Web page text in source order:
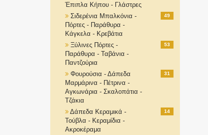
Έπιπλα Κήπου - Γλάστρες
Σιδερένια Μπαλκόνια -
Πόρτες - Παράθυρα -
Κάγκελα - Κρεβάτια
49
Ξύλινες Πόρτες -
Παράθυρα - Ταβάνια -
Παντζούρια
53
Φουρούσια - Δάπεδα
Μαρμάρινα - Πέτρινα -
Αγκωνάρια - Σκαλοπάτια -
Τζάκια
31
Δάπεδα Κεραμικά -
Τούβλα - Κεραμίδια -
Ακροκέραμα
14